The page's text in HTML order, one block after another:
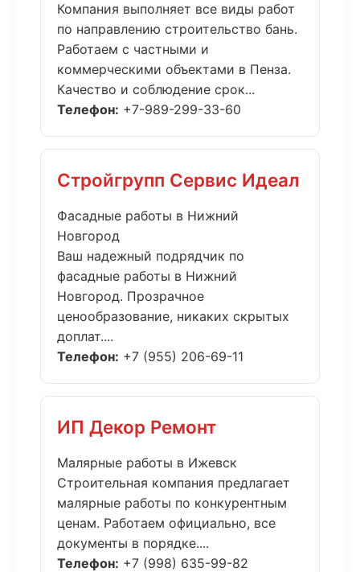
Компания выполняет все виды работ
по направлению строительство бань.
Работаем с частными и
коммерческими объектами в Пенза.
Качество и соблюдение срок...
Телефон: +7-989-299-33-60
Стройгрупп Сервис Идеал
Фасадные работы в Нижний
Новгород
Ваш надежный подрядчик по
фасадные работы в Нижний
Новгород. Прозрачное
ценообразование, никаких скрытых
доплат....
Телефон: +7 (955) 206-69-11
ИП Декор Ремонт
Малярные работы в Ижевск
Строительная компания предлагает
малярные работы по конкурентным
ценам. Работаем официально, все
документы в порядке....
Телефон: +7 (998) 635-99-82